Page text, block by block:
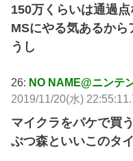
150万くらいは通過
MSにやる気あるか
うし
26: NO NAME@ニンテ
2019/11/20(水)
マイクラをパケで買
ぶつ森といいこのタ